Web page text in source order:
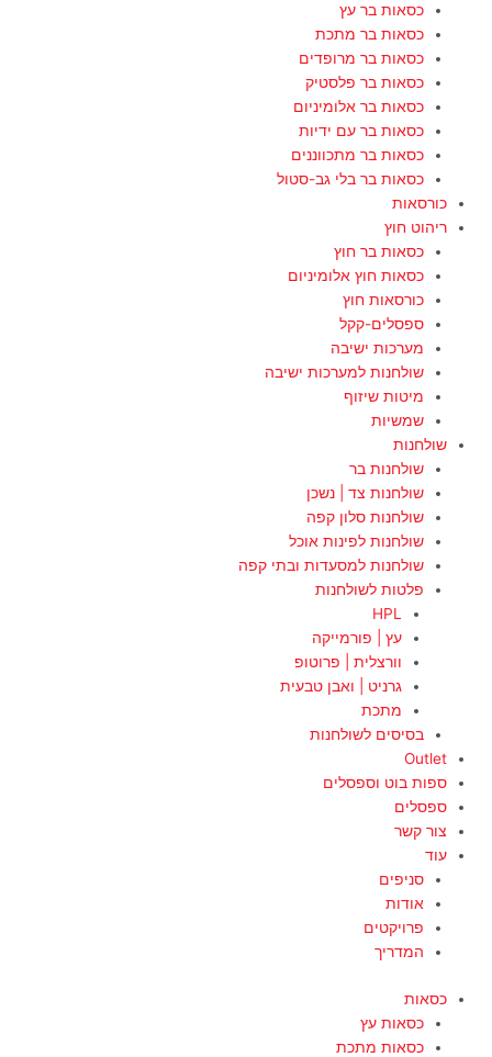
כסאות בר עץ
כסאות בר מתכת
כסאות בר מרופדים
כסאות בר פלסטיק
כסאות בר אלומיניום
כסאות בר עם ידיות
כסאות בר מתכווננים
כסאות בר בלי גב-סטול
כורסאות
ריהוט חוץ
כסאות בר חוץ
כסאות חוץ אלומיניום
כורסאות חוץ
ספסלים-קקל
מערכות ישיבה
שולחנות למערכות ישיבה
מיטות שיזוף
שמשיות
שולחנות
שולחנות בר
שולחנות צד | נשכן
שולחנות סלון קפה
שולחנות לפינות אוכל
שולחנות למסעדות ובתי קפה
פלטות לשולחנות
HPL
עץ | פורמייקה
וורצלית | פרוטופ
גרניט | ואבן טבעית
מתכת
בסיסים לשולחנות
Outlet
ספות בוט וספסלים
ספסלים
צור קשר
עוד
סניפים
אודות
פרויקטים
המדריך
כסאות
כסאות עץ
כסאות מתכת